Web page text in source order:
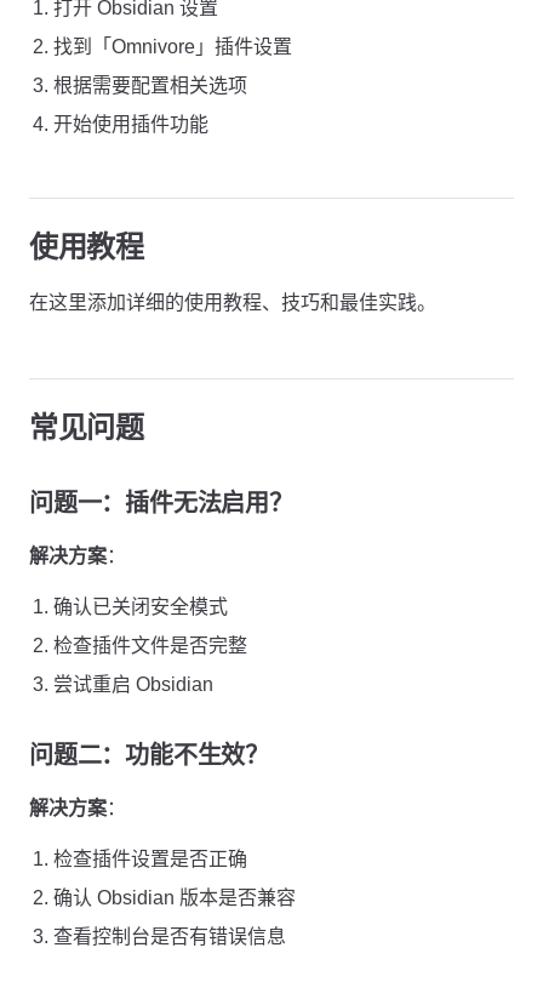
打开 Obsidian 设置
找到「Omnivore」插件设置
根据需要配置相关选项
开始使用插件功能
使用教程
在这里添加详细的使用教程、技巧和最佳实践。
常见问题
问题一：插件无法启用？
解决方案：
确认已关闭安全模式
检查插件文件是否完整
尝试重启 Obsidian
问题二：功能不生效？
解决方案：
检查插件设置是否正确
确认 Obsidian 版本是否兼容
查看控制台是否有错误信息